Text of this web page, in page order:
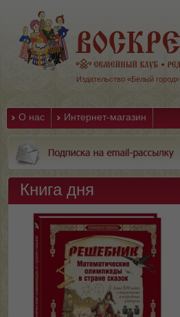
Издательство «Белый город»
О нас Интернет-магазин
Книга дня